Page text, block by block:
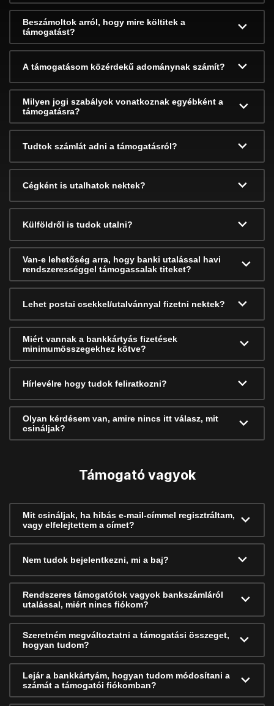
Beszámoltok arról, hogy mire költitek a
támogatást?
A támogatásom közérdekű adománynak számít?
Milyen jogi szabályok vonatkoznak egyébként a
támogatásra?
Tudtok számlát adni a támogatásról?
Cégként is utalhatok nektek?
Külföldről is tudok utalni?
Van-e lehetőség arra, hogy banki utalással havi
rendszerességgel támogassalak titeket?
Lehet postai csekkel/utalvánnyal fizetni nektek?
Miért vannak a bankkártyás fizetések
minimumösszegekhez kötve?
Hírlevélre hogy tudok feliratkozni?
Olyan kérdésem van, amire nincs itt válasz, mit
csináljak?
Támogató vagyok
Mit csináljak, ha hibás e-mail-címmel regisztráltam,
vagy elfelejtettem a címet?
Nem tudok bejelentkezni, mi a baj?
Rendszeres támogatótok vagyok bankszámláról
utalással, miért nincs fiókom?
Szeretném megváltoztatni a támogatási összeget,
hogyan tudom?
Lejár a bankkártyám, hogyan tudom módosítani a
számát a támogatói fiókomban?